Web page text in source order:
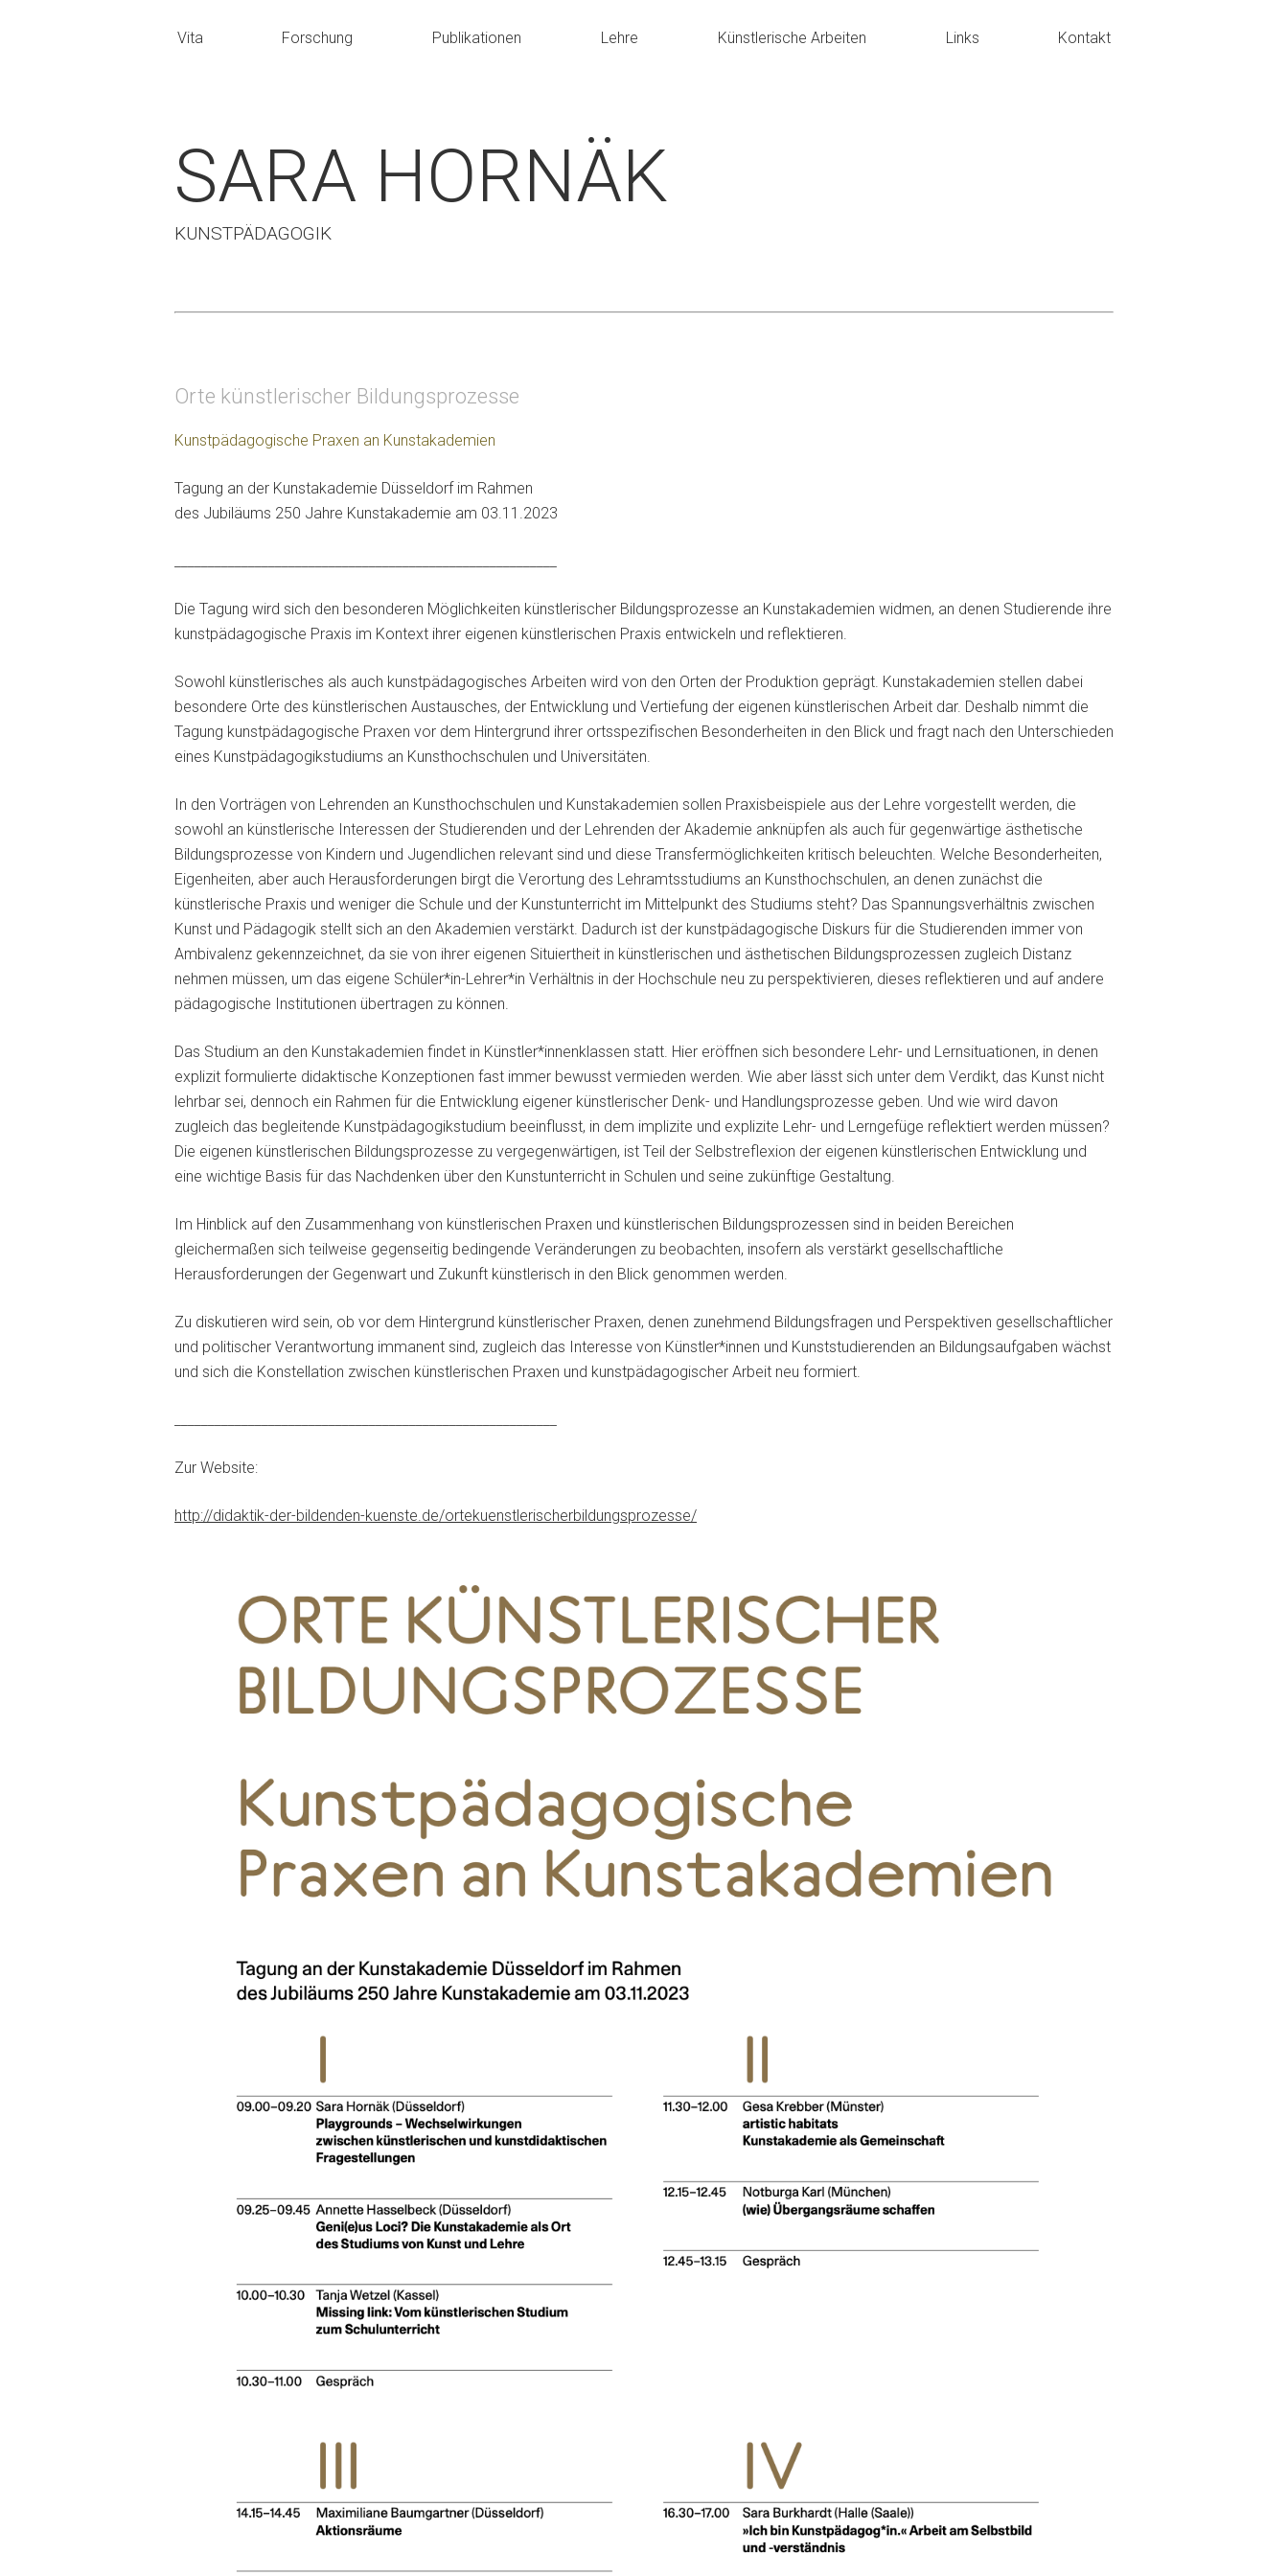
Vita Forschung Publikationen Lehre Künstlerische Arbeiten Links Kontakt
SARA HORNÄK
KUNSTPÄDAGOGIK
Orte künstlerischer Bildungsprozesse
Kunstpädagogische Praxen an Kunstakademien
Tagung an der Kunstakademie Düsseldorf im Rahmen
des Jubiläums 250 Jahre Kunstakademie am 03.11.2023
Die Tagung wird sich den besonderen Möglichkeiten künstlerischer Bildungsprozesse an Kunstakademien widmen, an denen Studierende ihre
kunstpädagogische Praxis im Kontext ihrer eigenen künstlerischen Praxis entwickeln und reflektieren.
Sowohl künstlerisches als auch kunstpädagogisches Arbeiten wird von den Orten der Produktion geprägt. Kunstakademien stellen dabei
besondere Orte des künstlerischen Austausches, der Entwicklung und Vertiefung der eigenen künstlerischen Arbeit dar. Deshalb nimmt die
Tagung kunstpädagogische Praxen vor dem Hintergrund ihrer ortsspezifischen Besonderheiten in den Blick und fragt nach den Unterschieden
eines Kunstpädagogikstudiums an Kunsthochschulen und Universitäten.
In den Vorträgen von Lehrenden an Kunsthochschulen und Kunstakademien sollen Praxisbeispiele aus der Lehre vorgestellt werden, die
sowohl an künstlerische Interessen der Studierenden und der Lehrenden der Akademie anknüpfen als auch für gegenwärtige ästhetische
Bildungsprozesse von Kindern und Jugendlichen relevant sind und diese Transfermöglichkeiten kritisch beleuchten. Welche Besonderheiten,
Eigenheiten, aber auch Herausforderungen birgt die Verortung des Lehramtsstudiums an Kunsthochschulen, an denen zunächst die
künstlerische Praxis und weniger die Schule und der Kunstunterricht im Mittelpunkt des Studiums steht? Das Spannungsverhältnis zwischen
Kunst und Pädagogik stellt sich an den Akademien verstärkt. Dadurch ist der kunstpädagogische Diskurs für die Studierenden immer von
Ambivalenz gekennzeichnet, da sie von ihrer eigenen Situiertheit in künstlerischen und ästhetischen Bildungsprozessen zugleich Distanz
nehmen müssen, um das eigene Schüler*in-Lehrer*in Verhältnis in der Hochschule neu zu perspektivieren, dieses reflektieren und auf andere
pädagogische Institutionen übertragen zu können.
Das Studium an den Kunstakademien findet in Künstler*innenklassen statt. Hier eröffnen sich besondere Lehr- und Lernsituationen, in denen
explizit formulierte didaktische Konzeptionen fast immer bewusst vermieden werden. Wie aber lässt sich unter dem Verdikt, das Kunst nicht
lehrbar sei, dennoch ein Rahmen für die Entwicklung eigener künstlerischer Denk- und Handlungsprozesse geben. Und wie wird davon
zugleich das begleitende Kunstpädagogikstudium beeinflusst, in dem implizite und explizite Lehr- und Lerngefüge reflektiert werden müssen?
Die eigenen künstlerischen Bildungsprozesse zu vergegenwärtigen, ist Teil der Selbstreflexion der eigenen künstlerischen Entwicklung und
eine wichtige Basis für das Nachdenken über den Kunstunterricht in Schulen und seine zukünftige Gestaltung.
Im Hinblick auf den Zusammenhang von künstlerischen Praxen und künstlerischen Bildungsprozessen sind in beiden Bereichen
gleichermaßen sich teilweise gegenseitig bedingende Veränderungen zu beobachten, insofern als verstärkt gesellschaftliche
Herausforderungen der Gegenwart und Zukunft künstlerisch in den Blick genommen werden.
Zu diskutieren wird sein, ob vor dem Hintergrund künstlerischer Praxen, denen zunehmend Bildungsfragen und Perspektiven gesellschaftlicher
und politischer Verantwortung immanent sind, zugleich das Interesse von Künstler*innen und Kunststudierenden an Bildungsaufgaben wächst
und sich die Konstellation zwischen künstlerischen Praxen und kunstpädagogischer Arbeit neu formiert.
Zur Website:
http://didaktik-der-bildenden-kuenste.de/ortekuenstlerischerbildungsprozesse/